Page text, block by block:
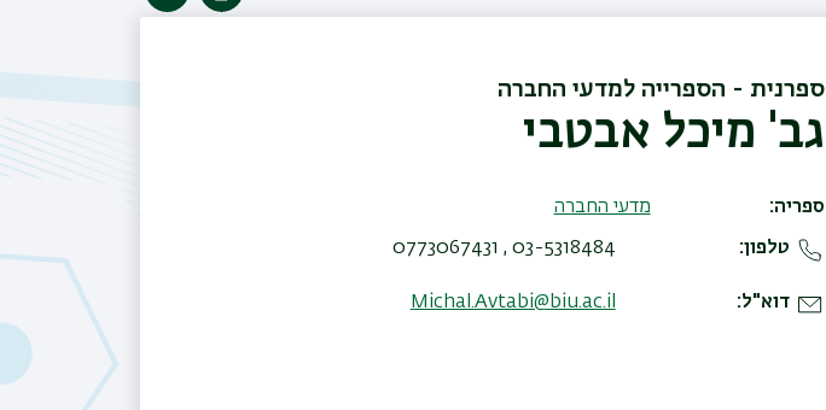
הדפסה
ספרנית - הספרייה למדעי החברה
גב' מיכל אבטבי
ספריה מדעי החברה
טלפון 03-5318484 , 0773067431
דוא"ל Michal.Avtabi@biu.ac.il